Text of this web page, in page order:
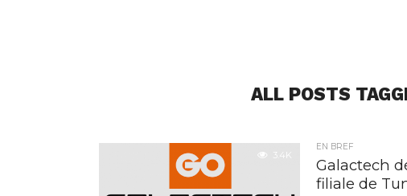
ALL POSTS
3.4K
EN BREF
Galactech
filiale de